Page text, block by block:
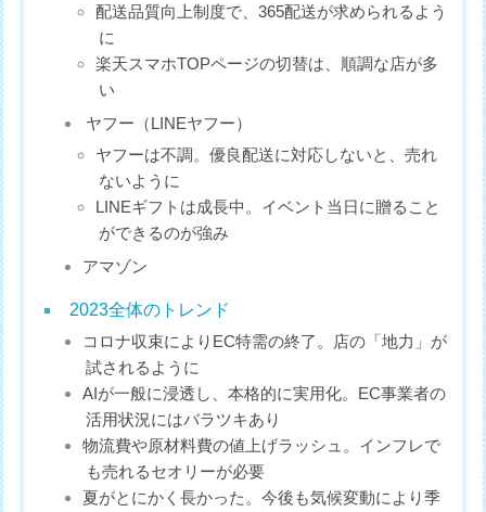
配送品質向上制度で、365配送が求められるよう
に
楽天スマホTOPページの切替は、順調な店が多
い
ヤフー（LINEヤフー）
ヤフーは不調。優良配送に対応しないと、売れ
ないように
LINEギフトは成長中。イベント当日に贈ること
ができるのが強み
アマゾン
2023全体のトレンド
コロナ収束によりEC特需の終了。店の「地力」が
試されるように
AIが一般に浸透し、本格的に実用化。EC事業者の
活用状況にはバラツキあり
物流費や原材料費の値上げラッシュ。インフレで
も売れるセオリーが必要
夏がとにかく長かった。今後も気候変動により季